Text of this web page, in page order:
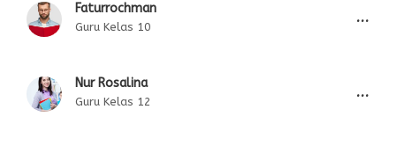
Faturrochman
Guru Kelas 10
...
Nur Rosalina
Guru Kelas 12
...